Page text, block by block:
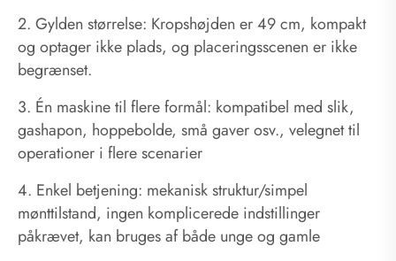
2. Gylden størrelse: Kropshøjden er 49 cm, kompakt
og optager ikke plads, og placeringsscenen er ikke
begrænset.
3. Én maskine til flere formål: kompatibel med slik,
gashapon, hoppebolde, små gaver osv., velegnet til
operationer i flere scenarier
4. Enkel betjening: mekanisk struktur/simpel
mønttilstand, ingen komplicerede indstillinger
påkrævet, kan bruges af både unge og gamle